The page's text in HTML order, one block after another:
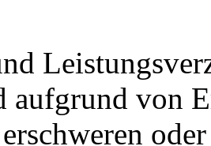
aufgrund von